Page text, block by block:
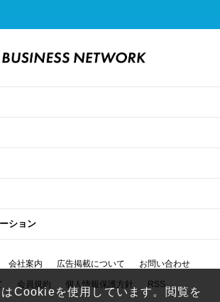
ション
会社案内 広告掲載について お問い合わせ
会員規約 個人情報保護方針 RSS
Cookieを使用しています。閲覧を